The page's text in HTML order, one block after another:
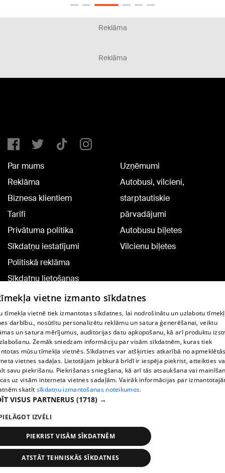
Reklāma
Reklāma
Par mums
Reklāma
Biznesa klientiem
Tarifi
Privātuma politika
Sīkdatņu iestatījumi
Politiskā reklāma
Sīkdatņu lietošanas
noteikumi
Komentāru pievienošana
Uzņēmumi
Autobusi, vilcieni,
starptautiskie
pārvadājumi
Autobusu biļetes
Vilcienu biļetes
TV programma
Līguma noteikumi
360 Ziņu kontakti
Helio Media
Portāla palīdzības dienests: e-pasts -
All rights reserved.
Ziņas Meklēt 1188 play
vietne izmanto sīkdatnes
tīmekļa vietnē tiek izmantotas sīkdatnes, lai nodrošinātu un uzlabotu
darbību., nosūtītu personalizētu reklāmu un satura ģenerēšanai, veiktu
un satura mērījumus, auditorijas datu apkopošanu, kā arī produktu
Zemāk sniedzam informāciju par visām sīkdatnēm, kuras tiek
mūsu tīmekļa vietnēs. Sīkdatnes var atšķirties atkarībā no
vietnes sadaļas. Lietotājam jebkurā brīdī ir iespēja piekrist, atteikties
savu piekrišanu. Piekrišanas sniegšana, kā arī tās atsaukšana vai
uz visām interneta vietnes sadaļām. Vairāk informācijas par
skatīt sīkdatņu izmantošanas noteikumos.
VISUS PARTNERUS (1718) →
IZVĒLI
PIEKRIST VISĀM SĪKDATNĒM
ATSTĀT TEHNISKĀS SĪKDATNES